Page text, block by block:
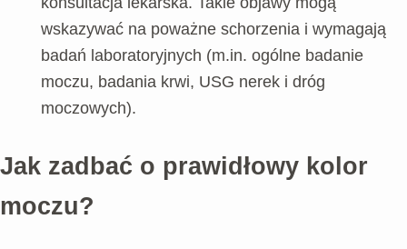
wskazywać na poważne schorzenia i wymagają
badań laboratoryjnych (m.in. ogólne badanie
moczu, badania krwi, USG nerek i dróg
moczowych).
Jak zadbać o prawidłowy kolor
moczu?